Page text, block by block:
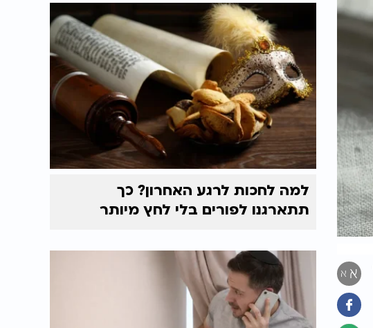
א א
למה לחכות לרגע האחרון? כך
תתארגנו לפורים בלי לחץ מיותר